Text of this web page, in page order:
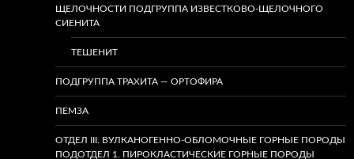
ЩЕЛОЧНОСТИ ПОДГРУППА ИЗВЕСТКОВО-ЩЕЛОЧНОГО
СИЕНИТА
ТЕШЕНИТ
ПОДГРУППА ТРАХИТА — ОРТОФИРА
ПЕМЗА
ОТДЕЛ III. ВУЛКАНОГЕННО-ОБЛОМОЧНЫЕ ГОРНЫЕ ПОРОДЫ
ПОДОТДЕЛ 1. ПИРОКЛАСТИЧЕСКИЕ ГОРНЫЕ ПОРОДЫ